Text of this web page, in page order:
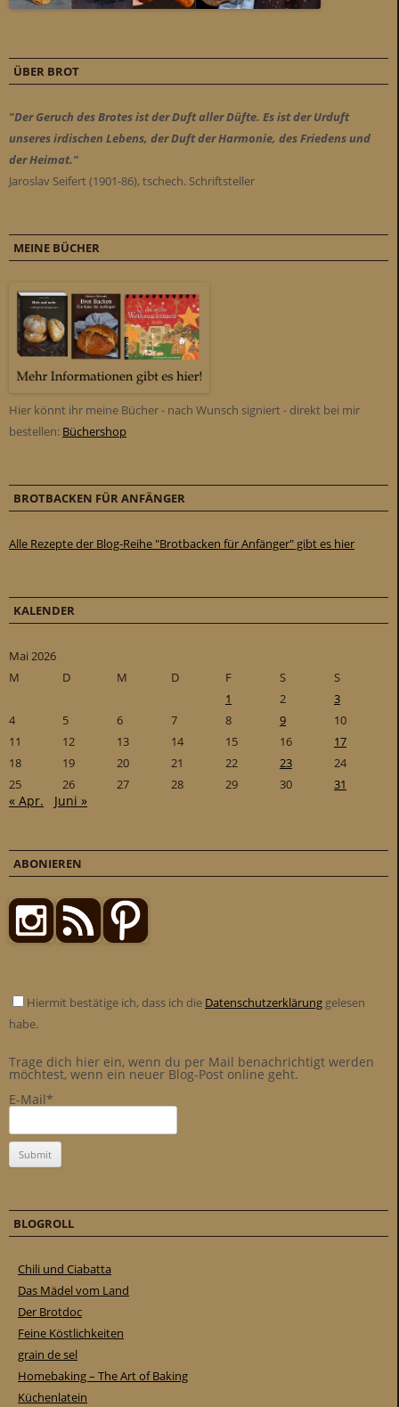
ÜBER BROT
"Der Geruch des Brotes ist der Duft aller Düfte. Es ist der Urduft
unseres irdischen Lebens, der Duft der Harmonie, des Friedens und
der Heimat."
Jaroslav Seifert (1901-86), tschech. Schriftsteller
MEINE BÜCHER
Hier könnt ihr meine Bücher - nach Wunsch signiert - direkt bei mir
bestellen: Büchershop
BROTBACKEN FÜR ANFÄNGER
Alle Rezepte der Blog-Reihe "Brotbacken für Anfänger" gibt es hier
KALENDER
Mai 2026
M
D M D F S
S
1
2
3
4
5 6 7 8 9
10
11
12 13 14 15 16
17
18
19 20 21 22 23
24
25
26 27 28 29 30 31
« Apr. Juni »
ABONIEREN
Hiermit bestätige ich, dass ich die Datenschutzerklärung gelesen
habe.
Trage dich hier ein, wenn du per Mail benachrichtigt werden
möchtest, wenn ein neuer Blog-Post online geht.
E-Mail*
BLOGROLL
Chili und Ciabatta
Das Mädel vom Land
Der Brotdoc
Feine Köstlichkeiten
grain de sel
Homebaking – The Art of Baking
Küchenlatein